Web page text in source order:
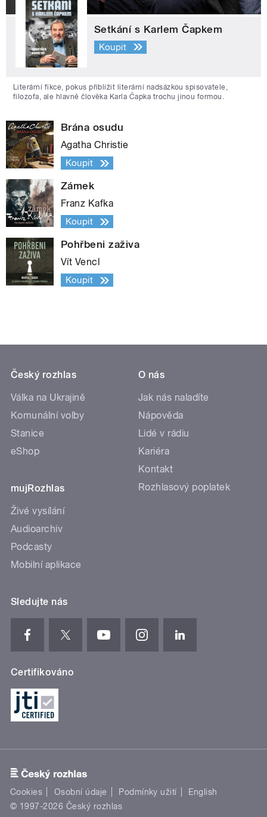
Setkání s Karlem Čapkem
Koupit
Literární fikce, pokus přiblížit literární nadsázkou spisovatele,
filozofa, ale hlavně člověka Karla Čapka trochu jinou formou.
Brána osudu
Agatha Christie
Koupit
Zámek
Franz Kafka
Koupit
Pohřbeni zaživa
Vít Vencl
Koupit
Český rozhlas
Válka na Ukrajině
Komunální volby
Stanice
eShop
mujRozhlas
Živé vysílání
Audioarchiv
Podcasty
Mobilní aplikace
O nás
Jak nás naladíte
Nápověda
Lidé v rádiu
Kariéra
Kontakt
Rozhlasový poplatek
Sledujte nás
Certifikováno
Cookies Osobní údaje Podmínky užití
English
© 1997-2026 Český rozhlas